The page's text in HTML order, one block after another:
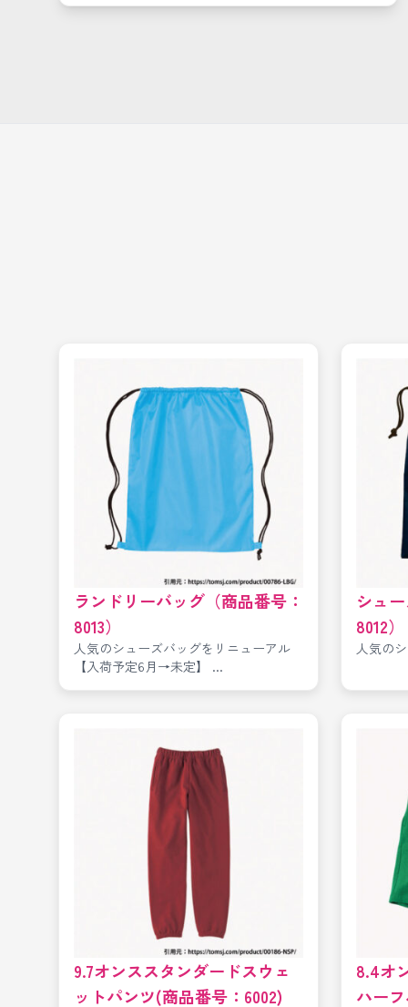
ランドリーバッグ（商品番号：
8013）
人気のシューズバッグをリニューアル
【入荷予定6月→未定】 ...
シュ
8012）
人気の
9.7オンススタンダードスウェ
ットパンツ(商品番号：6002)
8.4オ
ハー